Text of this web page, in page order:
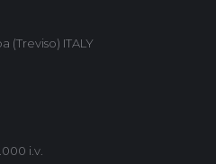
(Treviso) ITALY
i.v.